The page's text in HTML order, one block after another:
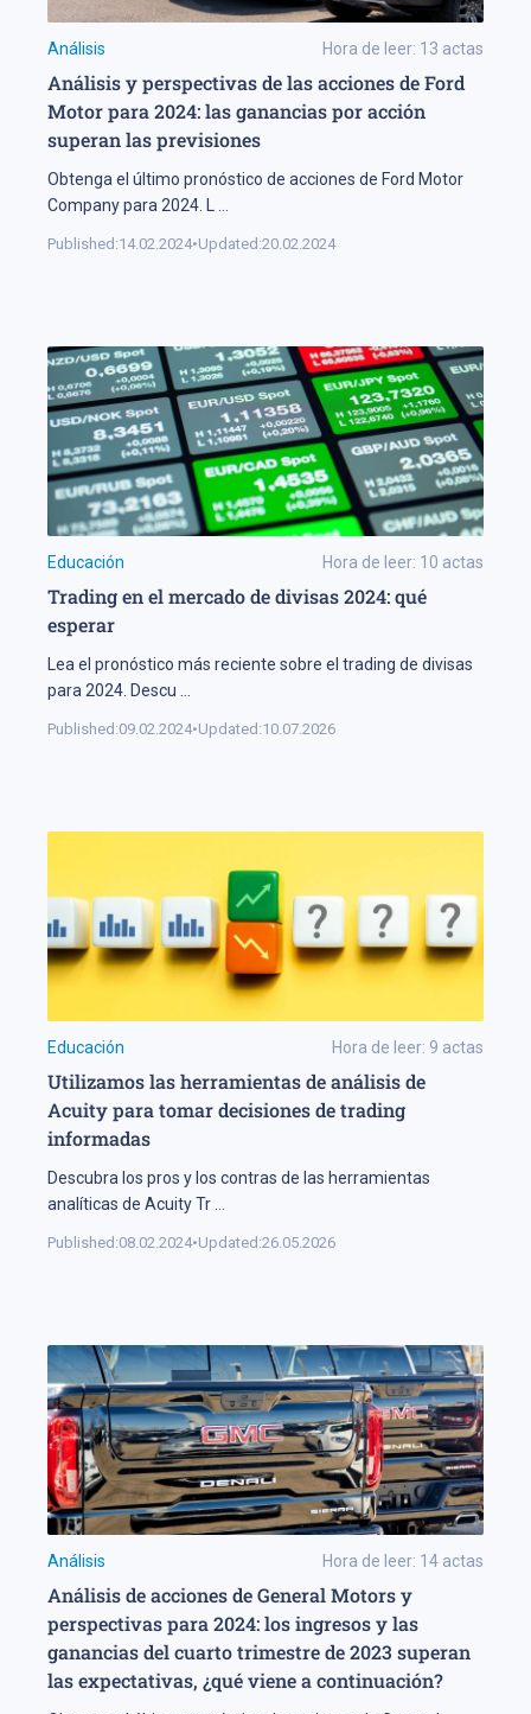
Análisis Hora de leer: 13 actas
Análisis y perspectivas de las acciones de Ford
Motor para 2024: las ganancias por acción
superan las previsiones
Obtenga el último pronóstico de acciones de Ford Motor
Company para 2024. L
Published:14.02.2024•Updated:20.02.2024
Educación Hora de leer: 10 actas
Trading en el mercado de divisas 2024: qué
esperar
Lea el pronóstico más reciente sobre el trading de divisas
para 2024. Descu
Published:09.02.2024•Updated:10.07.2026
Educación Hora de leer: 9 actas
Utilizamos las herramientas de análisis de
Acuity para tomar decisiones de trading
informadas
Descubra los pros y los contras de las herramientas
analíticas de Acuity Tr
Published:08.02.2024•Updated:26.05.2026
Análisis Hora de leer: 14 actas
Análisis de acciones de General Motors y
perspectivas para 2024: los ingresos y las
ganancias del cuarto trimestre de 2023 superan
las expectativas, ¿qué viene a continuación?